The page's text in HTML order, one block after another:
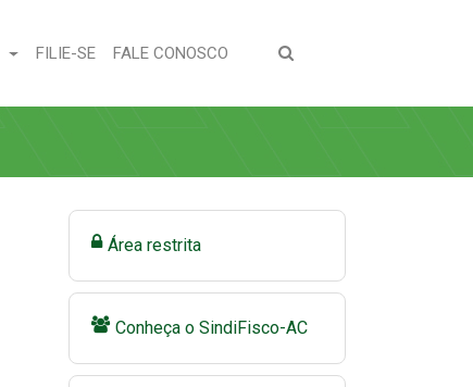
FILIE-SE(CURRENT)
FALE CONOSCO (CURRENT)
Área restrita
Conheça o SindiFisco-AC